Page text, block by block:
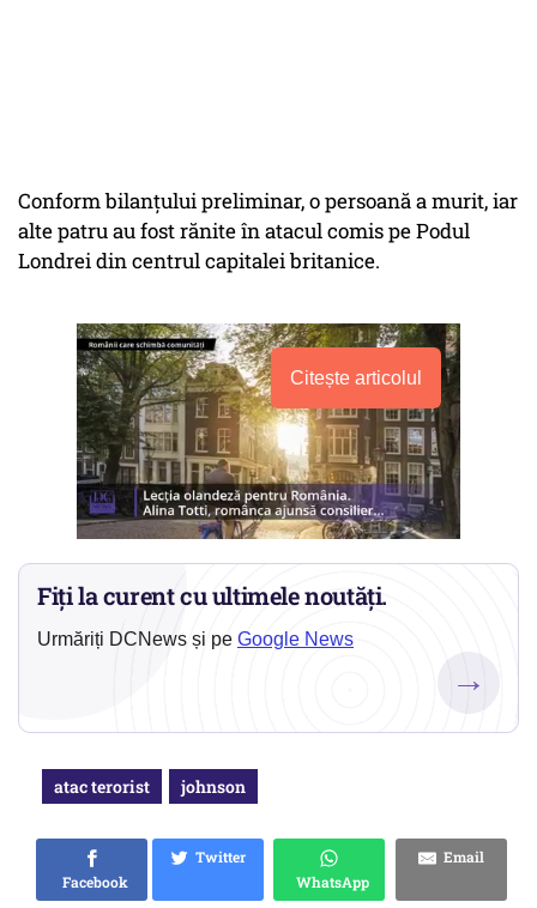
Conform bilanţului preliminar, o persoană a murit, iar
alte patru au fost rănite în atacul comis pe Podul
Londrei din centrul capitalei britanice.
Citește articolul
Fiți la curent cu ultimele noutăți.
Urmăriți DCNews și pe Google News
→
atac terorist johnson
Facebook
Twitter
WhatsApp
Email